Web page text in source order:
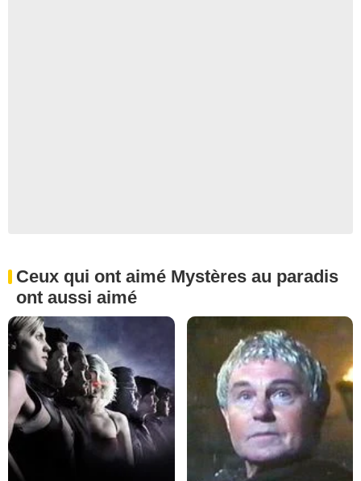
Ceux qui ont aimé Mystères au paradis
ont aussi aimé